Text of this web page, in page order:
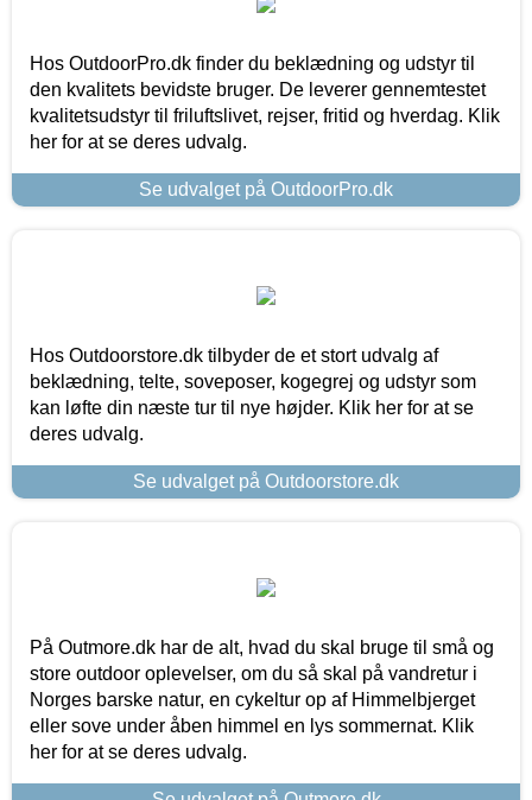
Hos OutdoorPro.dk finder du beklædning og udstyr til
den kvalitets bevidste bruger. De leverer gennemtestet
kvalitetsudstyr til friluftslivet, rejser, fritid og hverdag. Klik
her for at se deres udvalg.
Se udvalget på OutdoorPro.dk
Hos Outdoorstore.dk tilbyder de et stort udvalg af
beklædning, telte, soveposer, kogegrej og udstyr som
kan løfte din næste tur til nye højder. Klik her for at se
deres udvalg.
Se udvalget på Outdoorstore.dk
På Outmore.dk har de alt, hvad du skal bruge til små og
store outdoor oplevelser, om du så skal på vandretur i
Norges barske natur, en cykeltur op af Himmelbjerget
eller sove under åben himmel en lys sommernat. Klik
her for at se deres udvalg.